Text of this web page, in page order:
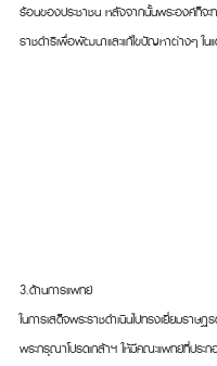
ร้อนของประชาชน หลังจากนั้นพระองค์ก็จะ
ราชดำริเพื่อพัฒนาและแก้ไขปัญหาต่างๆ ใน
3.ด้านการแพทย์
ในการเสด็จพระราชดำเนินไปทรงเยี่ยมราษ
พระกรุณาโปรดเกล้าฯ ให้มีคณะแพทย์ที่ประ